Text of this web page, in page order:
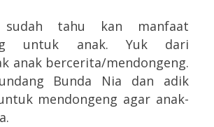
tahu kan manfaat
untuk anak. Yuk dari
anak bercerita/mendongeng.
Bunda Nia dan adik
mendongeng agar anak-